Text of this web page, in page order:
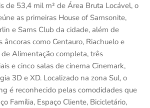
de 53,4 mil m² de Área Bruta Locável, o
as primeiras House of Samsonite,
e Sams Club da cidade, além de
como Centauro, Riachuelo e
Alimentação completa, três
e cinco salas de cinema Cinemark,
3D e XD. Localizado na zona Sul, o
é reconhecido pelas comodidades que
Família, Espaço Cliente, Bicicletário,